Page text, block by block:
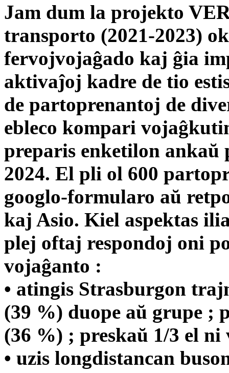
Jam dum la projekto
transporto (2021-2023)
fervojvojaĝado kaj ĝia
aktivaĵoj kadre de tio
de partoprenantoj de
ebleco kompari
preparis enketilon
2024. El pli ol 600
googlo-formularo aŭ
kaj Asio. Kiel aspektas
plej oftaj respondoj oni
vojaĝanto :
• atingis Strasburgon
(39 %) duope aŭ grupe ;
(36 %) ; preskaŭ 1/3 el
• uzis longdistancan